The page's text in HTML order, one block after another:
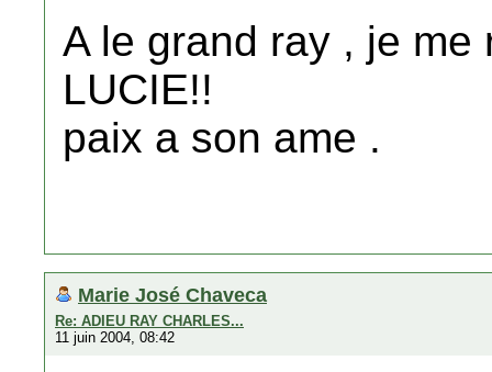
A le grand ray , je
LUCIE!!
paix a son ame .
Marie José Chaveca
Re: ADIEU RAY CHARLES...
11 juin 2004, 08:42